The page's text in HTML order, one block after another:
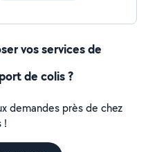
vos services de
de colis ?
demandes près de chez
!